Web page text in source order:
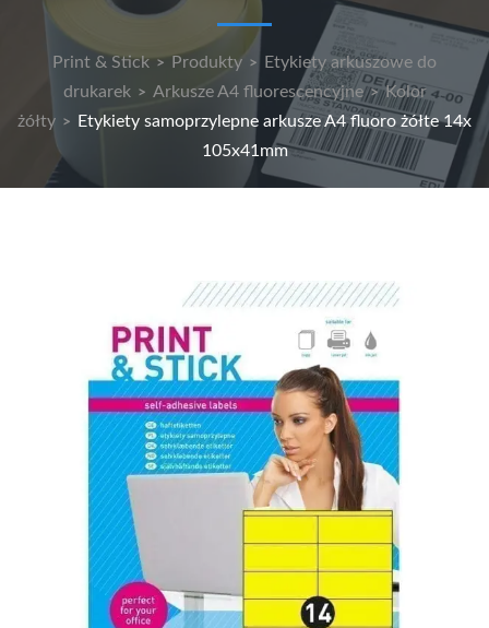
Print & Stick > Produkty >
Etykiety arkuszowe do
drukarek> Arkusze A4 fluorescencyjne>Kolor
żółty >
Etykiety samoprzylepne arkusze A4 fluoro żółte 14x
105x41mm